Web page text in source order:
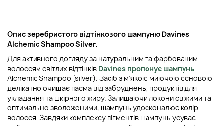
Опис зеребристого відтінкового шампуню Davines
Alchemic Shampoo Silver.
Для активного догляду за натуральним та фарбованим
волоссям світлих відтінків Davines пропонує шампунь
Alchemic Shampoo (silver). Засіб з м'якою миючою основою
делікатно очищає пасма від забруднень, продуктів для
укладання та шкірного жиру. Залишаючи локони свіжими та
оптимально зволоженими, шампунь удосконалює колір
волосся. Завдяки комплексу пігментів шампунь усуває